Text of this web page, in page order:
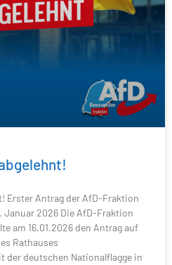
Erster Antrag der AfD-Fraktion
Januar 2026 Die AfD-Fraktion
am 16.01.2026 den Antrag auf
Rathauses
der deutschen Nationalflagge in